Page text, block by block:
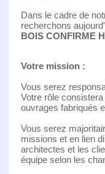
Dans le cadre de
recherchons
BOIS CONFIRME
Votre mission :
Vous serez
Votre rôle
ouvrages fabriqués
Vous serez
missions et en lien
architectes et les
équipe selon les